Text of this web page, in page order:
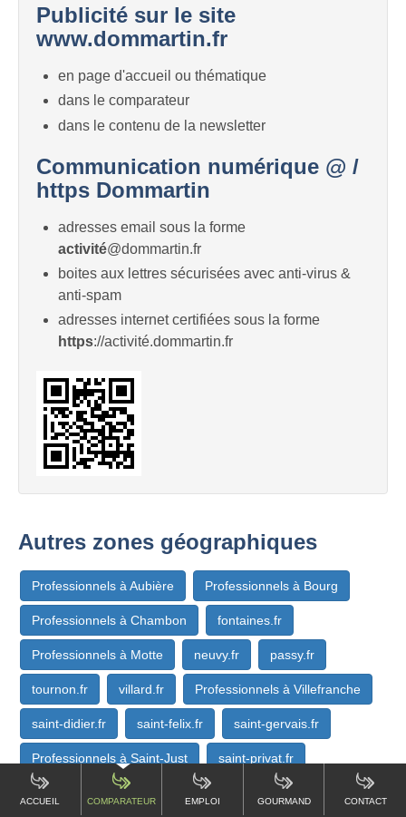
ACCUEIL COMPARATEUR EMPLOI GOURMAND CONTACT
Publicité sur le site
www.dommartin.fr
en page d'accueil ou thématique
dans le comparateur
dans le contenu de la newsletter
Communication numérique @ /
https Dommartin
adresses email sous la forme
activité@dommartin.fr
boites aux lettres sécurisées avec anti-virus &
anti-spam
adresses internet certifiées sous la forme
https://activité.dommartin.fr
Autres zones géographiques
Professionnels à Aubière Professionnels à Bourg
Professionnels à Chambon fontaines.fr
Professionnels à Motte neuvy.fr passy.fr
tournon.fr villard.fr Professionnels à Villefranche
saint-didier.fr saint-felix.fr saint-gervais.fr
Professionnels à Saint-Just saint-privat.fr
saint-symphorien.fr Professionnels à Sainte-Foy